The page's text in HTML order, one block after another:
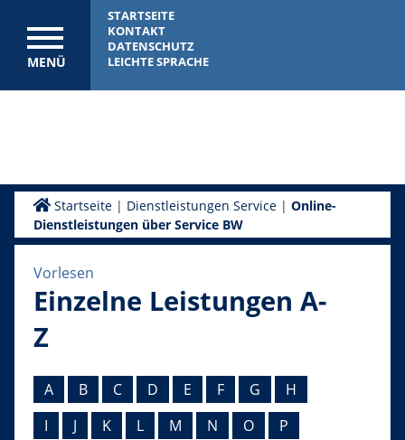
MENÜ
STARTSEITE
KONTAKT
DATENSCHUTZ
LEICHTE SPRACHE
Startseite| Dienstleistungen Service| Online-
Dienstleistungen über Service BW
Vorlesen
Einzelne Leistungen A-
Z
A B C D E F G
H
I
J K L M N O
P